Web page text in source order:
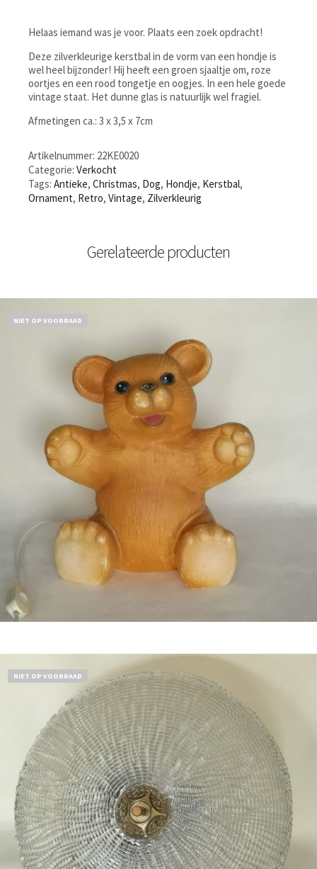
Helaas iemand was je voor. Plaats een zoek opdracht!
Deze zilverkleurige kerstbal in de vorm van een hondje is
wel heel bijzonder! Hij heeft een groen sjaaltje om, roze
oortjes en een rood tongetje en oogjes. In een hele goede
vintage staat. Het dunne glas is natuurlijk wel fragiel.
Afmetingen ca.: 3 x 3,5 x 7cm
Artikelnummer: 22KE0020
Categorie: Verkocht
Tags: Antieke, Christmas, Dog, Hondje, Kerstbal,
Ornament, Retro, Vintage, Zilverkleurig
Gerelateerde producten
NIET OP VOORRAAD
NIET OP VOORRAAD